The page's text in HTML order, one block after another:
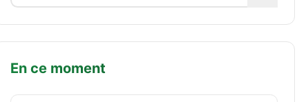
En ce moment